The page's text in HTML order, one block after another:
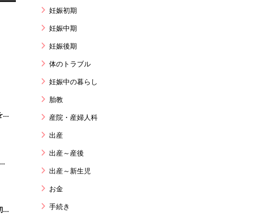
買
め
妊娠初期
妊娠中期
妊娠後期
体のトラブル
妊娠中の暮らし
胎教
産院・産婦人科
出産
出産～産後
出産～新生児
お金
手続き